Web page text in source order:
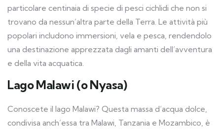
particolare centinaia di specie di pesci cichlidi che non si
trovano da nessun’altra parte della Terra. Le attività più
popolari includono immersioni, vela e pesca, rendendolo
una destinazione apprezzata dagli amanti dell’avventura
e della vita acquatica.
Lago Malawi (o Nyasa)
Conoscete il lago Malawi? Questa massa d’acqua dolce,
condivisa anch’essa tra Malawi, Tanzania e Mozambico, è